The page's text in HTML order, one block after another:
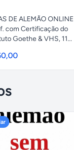
DE ALEMÃO ONLINE
com Certificação do
Goethe & VHS, 11...